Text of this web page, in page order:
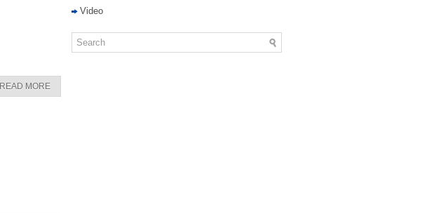
READ MORE
Video